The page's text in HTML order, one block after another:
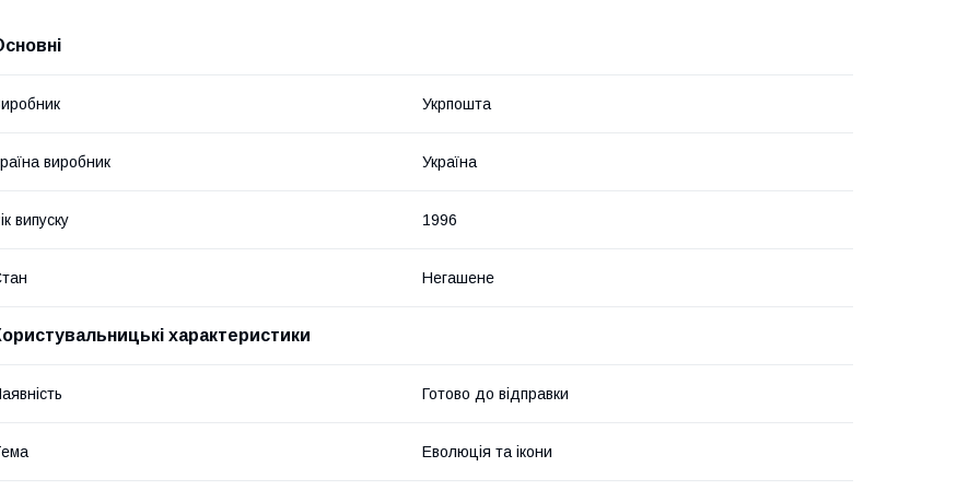
Укрпошта
виробник Україна
випуску 1996
Негашене
характеристики
Готово до відправки
Еволюція та ікони